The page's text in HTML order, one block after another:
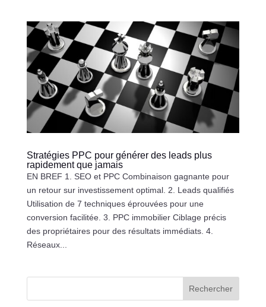
Stratégies PPC pour générer des leads plus
rapidement que jamais
EN BREF 1. SEO et PPC Combinaison gagnante pour
un retour sur investissement optimal. 2. Leads qualifiés
Utilisation de 7 techniques éprouvées pour une
conversion facilitée. 3. PPC immobilier Ciblage précis
des propriétaires pour des résultats immédiats. 4.
Réseaux...
Rechercher